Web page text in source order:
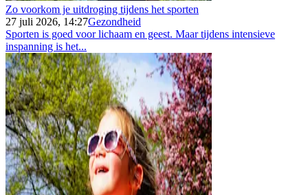
Zo voorkom je uitdroging tijdens het sporten
27 juli 2026, 14:27Gezondheid
Sporten is goed voor lichaam en geest. Maar tijdens intensieve
inspanning is het...